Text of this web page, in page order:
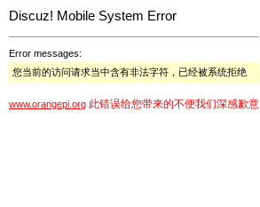
Discuz! Mobile System Error
Error messages:
您当前的访问请求当中含有非法字符，已经被系统拒绝
www.orangepi.org 此错误给您带来的不便我们深感歉意